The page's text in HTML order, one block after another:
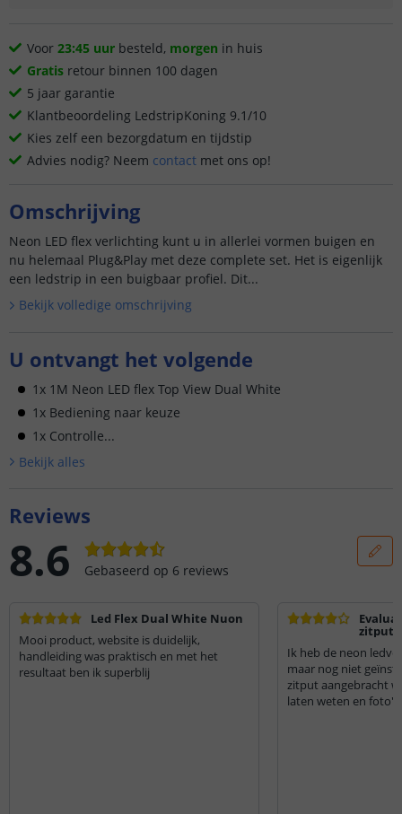
Voor 23:45 uur besteld, morgen in huis
Gratis retour binnen 100 dagen
5 jaar garantie
Klantbeoordeling LedstripKoning 9.1/10
Kies zelf een bezorgdatum en tijdstip
Advies nodig? Neem contact met ons op!
Omschrijving
Neon LED flex verlichting kunt u in allerlei vormen buigen en
nu helemaal Plug&Play met deze complete set. Het is eigenlijk
een ledstrip in een buigbaar profiel. Dit...
Bekijk volledige omschrijving
U ontvangt het volgende
1x 1M Neon LED flex Top View Dual White
1x Bediening naar keuze
1x Controlle...
Bekijk alles
Reviews
8.6 Gebaseerd op 6 reviews
Led Flex Dual White Nuon
Mooi product, website is duidelijk,
handleiding was praktisch en met het
resultaat ben ik superblij
zitput
Ik heb de neon
maar nog niet
zitput aangebracht
laten weten en foto's